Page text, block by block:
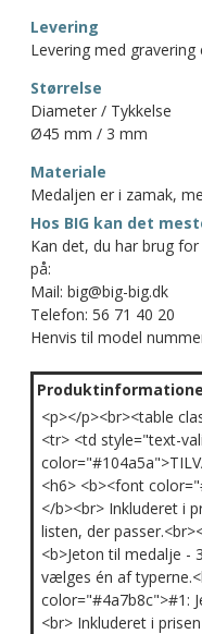
Levering
Levering med gravering
Størrelse
Diameter / Tykkelse
Ø45 mm / 3 mm
Materiale
Medaljen er i zamak,
Hos BIG kan det
Kan det, du har brug
på:
Mail: big@big-big.dk
Telefon: 56 71 40 20
Henvis til model
<p></p><br><table
<tr> <td style="text-
<h6> <b><font
</b><br> Inkluderet i
listen, der
<b>Jeton til medalje -
vælges én af
color="#4a7b8c">#1:
<br> Inkluderet i